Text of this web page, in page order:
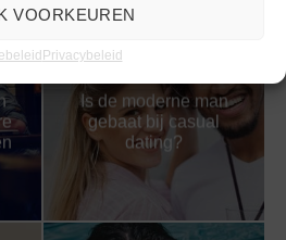
VOORKEUREN
Privacybeleid
Is de moderne man
gebaat bij casual
dating?